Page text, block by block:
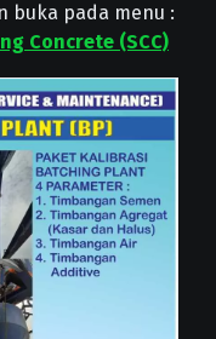
buka pada menu :
Concrete (SCC)